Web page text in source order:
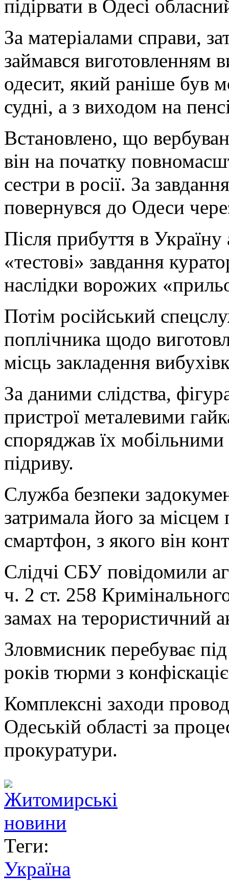
підірвати в Одесі
За матеріалами справи,
займався виготовленням
одесит, який раніше був
судні, а з виходом на
Встановлено, що
він на початку
сестри в росії. За
повернувся до Одеси
Після прибуття в Україну
«тестові» завдання
наслідки ворожих
Потім російський
поплічника щодо
місць закладення
За даними слідства,
пристрої металевими
споряджав їх
підриву.
Служба безпеки
затримала його за
смартфон, з якого він
Слідчі СБУ повідомили
ч. 2 ст. 258
замах на терористичний
Зловмисник перебуває
років тюрми з
Комплексні заходи
Одеській області за
прокуратури.
Теги:
Україна